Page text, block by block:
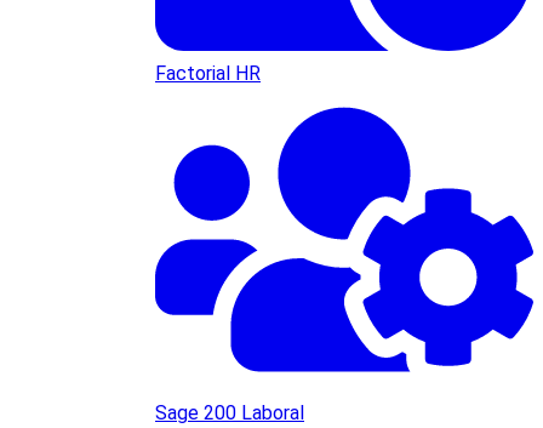
Factorial HR
Sage 200 Laboral